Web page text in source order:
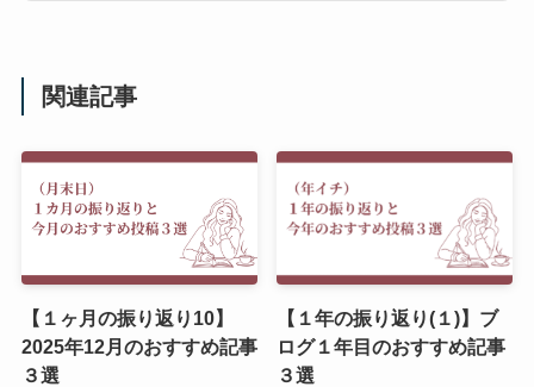
関連記事
【１ヶ月の振り返り10】
2025年12月のおすすめ記事
３選
【１年の振り返り(１)】ブ
ログ１年目のおすすめ記事
３選